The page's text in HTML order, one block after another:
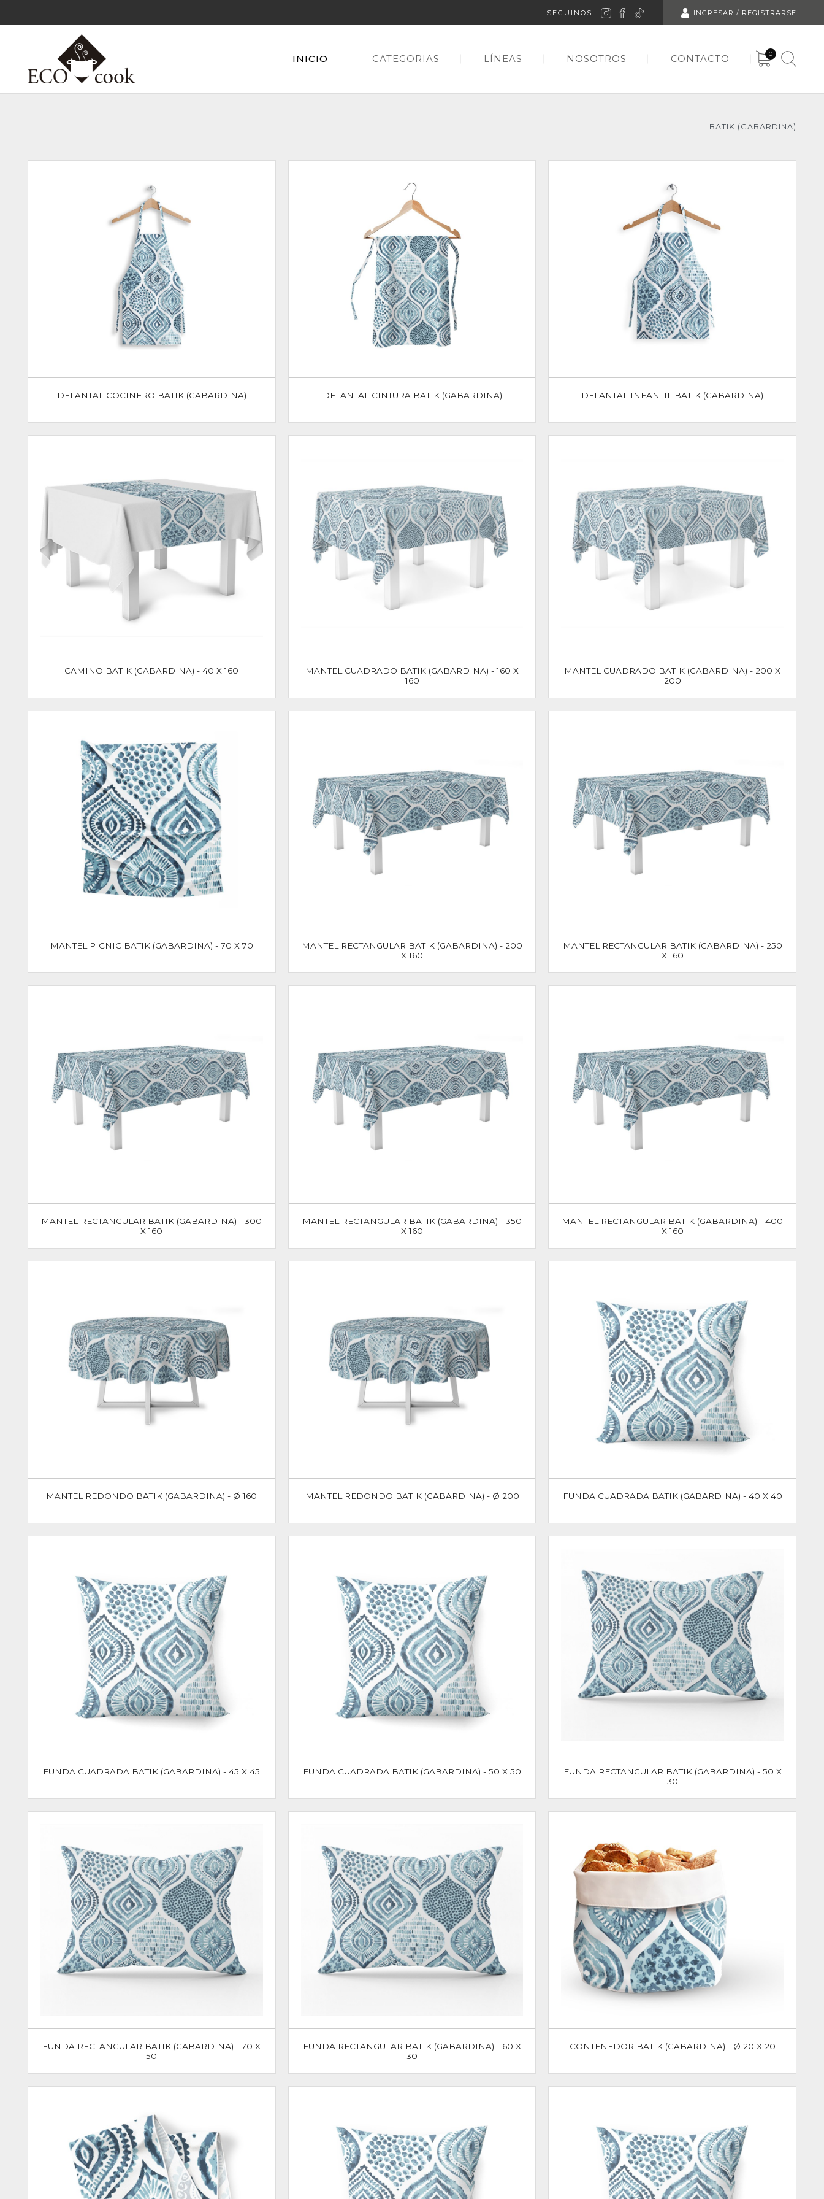
SEGUINOS: INGRESAR / REGISTRARSE
0
INICIO CATEGORIAS LÍNEAS NOSOTROS CONTACTO
BATIK (GABARDINA)
DELANTAL COCINERO BATIK (GABARDINA) DELANTAL CINTURA BATIK (GABARDINA) DELANTAL INFANTIL BATIK (GABARDINA)
CAMINO BATIK (GABARDINA) - 40 X 160
MANTEL CUADRADO BATIK (GABARDINA) - 160 X
160
MANTEL CUADRADO BATIK (GABARDINA) - 200 X
200
MANTEL PICNIC BATIK (GABARDINA) - 70 X 70
MANTEL RECTANGULAR BATIK (GABARDINA) - 200
X 160
MANTEL RECTANGULAR BATIK (GABARDINA) - 250
X 160
MANTEL RECTANGULAR BATIK (GABARDINA) - 300
X 160
MANTEL RECTANGULAR BATIK (GABARDINA) - 350
X 160
MANTEL RECTANGULAR BATIK (GABARDINA) - 400
X 160
MANTEL REDONDO BATIK (GABARDINA) - Ø 160 MANTEL REDONDO BATIK (GABARDINA) - Ø 200 FUNDA CUADRADA BATIK (GABARDINA) - 40 X 40
FUNDA CUADRADA BATIK (GABARDINA) - 45 X 45 FUNDA CUADRADA BATIK (GABARDINA) - 50 X 50
FUNDA RECTANGULAR BATIK (GABARDINA) - 50 X
30
FUNDA RECTANGULAR BATIK (GABARDINA) - 70 X
50
FUNDA RECTANGULAR BATIK (GABARDINA) - 60 X
30
CONTENEDOR BATIK (GABARDINA) - Ø 20 X 20